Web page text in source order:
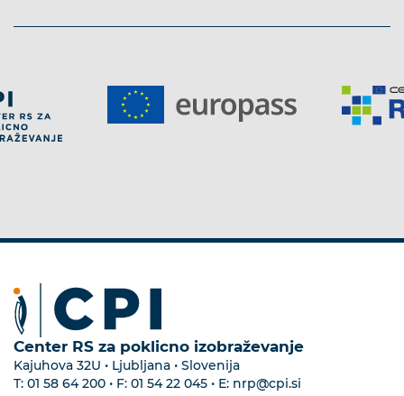
Center RS za poklicno izobraževanje
Kajuhova 32U • Ljubljana • Slovenija
T: 01 58 64 200 • F: 01 54 22 045 • E: nrp@cpi.si